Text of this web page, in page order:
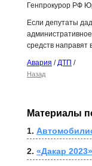
Генпрокурор РФ
Если депутаты
средств направят
Авария / ДТП /
Назад
Материалы
1.
2. «Дакар